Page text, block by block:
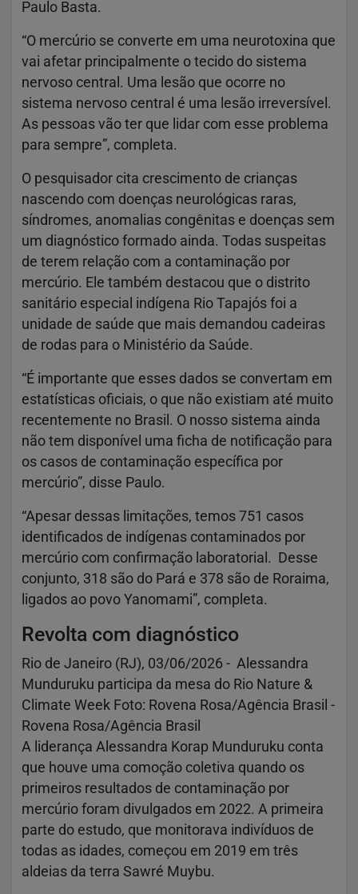
Paulo Basta.
“O mercúrio se converte em uma neurotoxina que
vai afetar principalmente o tecido do sistema
nervoso central. Uma lesão que ocorre no
sistema nervoso central é uma lesão irreversível.
As pessoas vão ter que lidar com esse problema
para sempre”, completa.
O pesquisador cita crescimento de crianças
nascendo com doenças neurológicas raras,
síndromes, anomalias congênitas e doenças sem
um diagnóstico formado ainda. Todas suspeitas
de terem relação com a contaminação por
mercúrio. Ele também destacou que o distrito
sanitário especial indígena Rio Tapajós foi a
unidade de saúde que mais demandou cadeiras
de rodas para o Ministério da Saúde.
“É importante que esses dados se convertam em
estatísticas oficiais, o que não existiam até muito
recentemente no Brasil. O nosso sistema ainda
não tem disponível uma ficha de notificação para
os casos de contaminação específica por
mercúrio”, disse Paulo.
“Apesar dessas limitações, temos 751 casos
identificados de indígenas contaminados por
mercúrio com confirmação laboratorial. Desse
conjunto, 318 são do Pará e 378 são de Roraima,
ligados ao povo Yanomami”, completa.
Revolta com diagnóstico
Rio de Janeiro (RJ), 03/06/2026 - Alessandra
Munduruku participa da mesa do Rio Nature &
Climate Week Foto: Rovena Rosa/Agência Brasil -
Rovena Rosa/Agência Brasil
A liderança Alessandra Korap Munduruku conta
que houve uma comoção coletiva quando os
primeiros resultados de contaminação por
mercúrio foram divulgados em 2022. A primeira
parte do estudo, que monitorava indivíduos de
todas as idades, começou em 2019 em três
aldeias da terra Sawré Muybu.